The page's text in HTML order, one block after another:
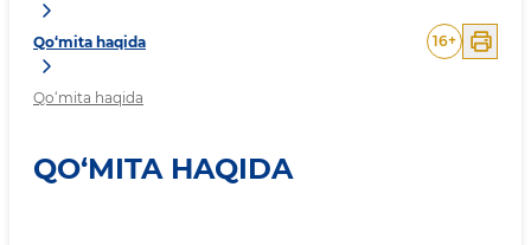
Qo‘mita haqida
Qo‘mita haqida
16+
QO‘MITA HAQIDA